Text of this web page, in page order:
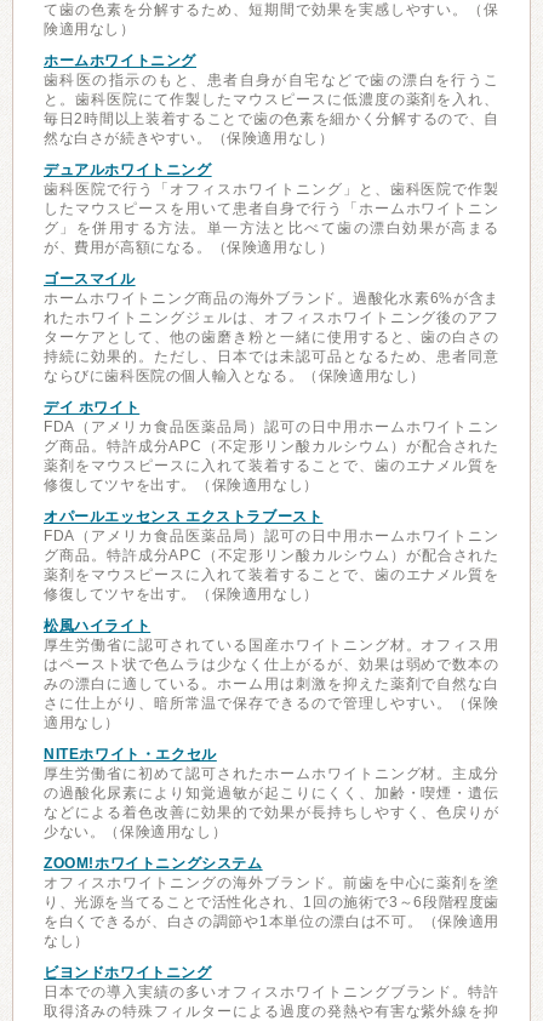
て歯の色素を分解するため、短期間で効果を実感しやすい。（保
険適用なし）
ホームホワイトニング
歯科医の指示のもと、患者自身が自宅などで歯の漂白を行うこ
と。歯科医院にて作製したマウスピースに低濃度の薬剤を入れ、
毎日2時間以上装着することで歯の色素を細かく分解するので、自
然な白さが続きやすい。（保険適用なし）
デュアルホワイトニング
歯科医院で行う「オフィスホワイトニング」と、歯科医院で作製
したマウスピースを用いて患者自身で行う「ホームホワイトニン
グ」を併用する方法。単一方法と比べて歯の漂白効果が高まる
が、費用が高額になる。（保険適用なし）
ゴースマイル
ホームホワイトニング商品の海外ブランド。過酸化水素6%が含ま
れたホワイトニングジェルは、オフィスホワイトニング後のアフ
ターケアとして、他の歯磨き粉と一緒に使用すると、歯の白さの
持続に効果的。ただし、日本では未認可品となるため、患者同意
ならびに歯科医院の個人輸入となる。（保険適用なし）
デイ ホワイト
FDA（アメリカ食品医薬品局）認可の日中用ホームホワイトニン
グ商品。特許成分APC（不定形リン酸カルシウム）が配合された
薬剤をマウスピースに入れて装着することで、歯のエナメル質を
修復してツヤを出す。（保険適用なし）
オパールエッセンス エクストラブースト
FDA（アメリカ食品医薬品局）認可の日中用ホームホワイトニン
グ商品。特許成分APC（不定形リン酸カルシウム）が配合された
薬剤をマウスピースに入れて装着することで、歯のエナメル質を
修復してツヤを出す。（保険適用なし）
松風ハイライト
厚生労働省に認可されている国産ホワイトニング材。オフィス用
はペースト状で色ムラは少なく仕上がるが、効果は弱めで数本の
みの漂白に適している。ホーム用は刺激を抑えた薬剤で自然な白
さに仕上がり、暗所常温で保存できるので管理しやすい。（保険
適用なし）
NITEホワイト・エクセル
厚生労働省に初めて認可されたホームホワイトニング材。主成分
の過酸化尿素により知覚過敏が起こりにくく、加齢・喫煙・遺伝
などによる着色改善に効果的で効果が長持ちしやすく、色戻りが
少ない。（保険適用なし）
ZOOM!ホワイトニングシステム
オフィスホワイトニングの海外ブランド。前歯を中心に薬剤を塗
り、光源を当てることで活性化され、1回の施術で3～6段階程度歯
を白くできるが、白さの調節や1本単位の漂白は不可。（保険適用
なし）
ビヨンドホワイトニング
日本での導入実績の多いオフィスホワイトニングブランド。特許
取得済みの特殊フィルターによる過度の発熱や有害な紫外線を抑